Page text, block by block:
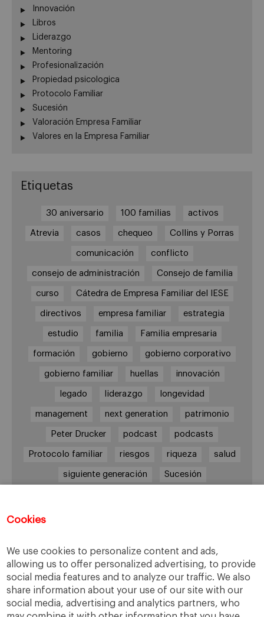
Cookies
We use cookies to personalize content and ads,
allowing us to offer personalized advertising, to provide
social media features and to analyze our traffic. We also
share information about your use of our site with our
social media, advertising and analytics partners, who
Innovación
Libros
Liderazgo
Mentoring
Profesionalización
Propiedad psicologica
Protocolo Familiar
Sucesión
Valoración Empresa Familiar
Valores en la Empresa Familiar
Etiquetas
30 aniversario 100 familias activos
Atrevia casos chequeo Collins y Porras
comunicación conflicto
consejo de administración Consejo de familia
curso Cátedra de Empresa Familiar del IESE
directivos empresa familiar estrategia
estudio familia Familia empresaria
formación gobierno gobierno corporativo
gobierno familiar huellas innovación
legado liderazgo longevidad
management next generation patrimonio
Peter Drucker podcast podcasts
Protocolo familiar riesgos riqueza salud
siguiente generación Sucesión
Enlaces
Cátedra de Empresa Familiar
IESE Insight